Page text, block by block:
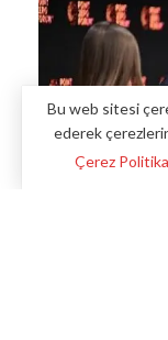
Bu web sitesi
ederek
Çerez